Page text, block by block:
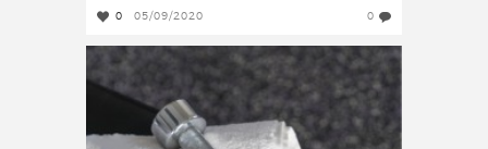
0 05/09/2020 0